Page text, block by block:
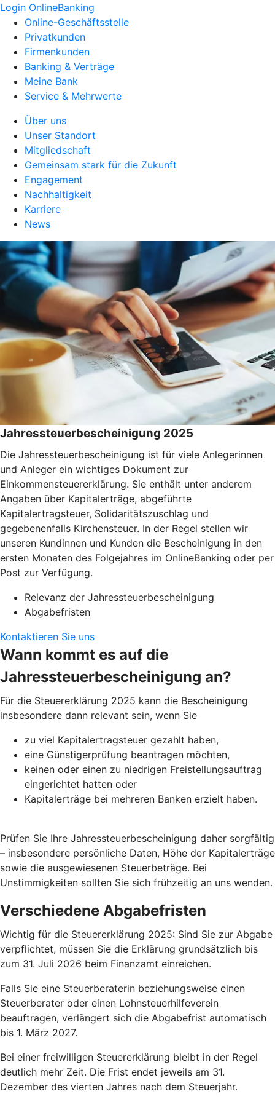
Login OnlineBanking
Online-Geschäftsstelle
Privatkunden
Firmenkunden
Banking & Verträge
Meine Bank
Service & Mehrwerte
Über uns
Unser Standort
Mitgliedschaft
Gemeinsam stark für die Zukunft
Engagement
Nachhaltigkeit
Karriere
News
Jahressteuerbescheinigung 2025
Die Jahressteuerbescheinigung ist für viele Anlegerinnen
und Anleger ein wichtiges Dokument zur
Einkommensteuererklärung. Sie enthält unter anderem
Angaben über Kapitalerträge, abgeführte
Kapitalertragsteuer, Solidaritätszuschlag und
gegebenenfalls Kirchensteuer. In der Regel stellen wir
unseren Kundinnen und Kunden die Bescheinigung in den
ersten Monaten des Folgejahres im OnlineBanking oder per
Post zur Verfügung.
Relevanz der Jahressteuerbescheinigung
Abgabefristen
Kontaktieren Sie uns
Wann kommt es auf die
Jahressteuerbescheinigung an?
Für die Steuererklärung 2025 kann die Bescheinigung
insbesondere dann relevant sein, wenn Sie
zu viel Kapitalertragsteuer gezahlt haben,
eine Günstigerprüfung beantragen möchten,
keinen oder einen zu niedrigen Freistellungsauftrag
eingerichtet hatten oder
Kapitalerträge bei mehreren Banken erzielt haben.
Prüfen Sie Ihre Jahressteuerbescheinigung daher sorgfältig
– insbesondere persönliche Daten, Höhe der Kapitalerträge
sowie die ausgewiesenen Steuerbeträge. Bei
Unstimmigkeiten sollten Sie sich frühzeitig an uns wenden.
Verschiedene Abgabefristen
Wichtig für die Steuererklärung 2025: Sind Sie zur Abgabe
verpflichtet, müssen Sie die Erklärung grundsätzlich bis
zum 31. Juli 2026 beim Finanzamt einreichen.
Falls Sie eine Steuerberaterin beziehungsweise einen
Steuerberater oder einen Lohnsteuerhilfeverein
beauftragen, verlängert sich die Abgabefrist automatisch
bis 1. März 2027.
Bei einer freiwilligen Steuererklärung bleibt in der Regel
deutlich mehr Zeit. Die Frist endet jeweils am 31.
Dezember des vierten Jahres nach dem Steuerjahr.